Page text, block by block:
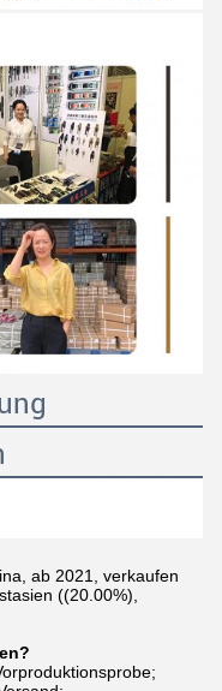
ab 2021, verkaufen
((20.00%),